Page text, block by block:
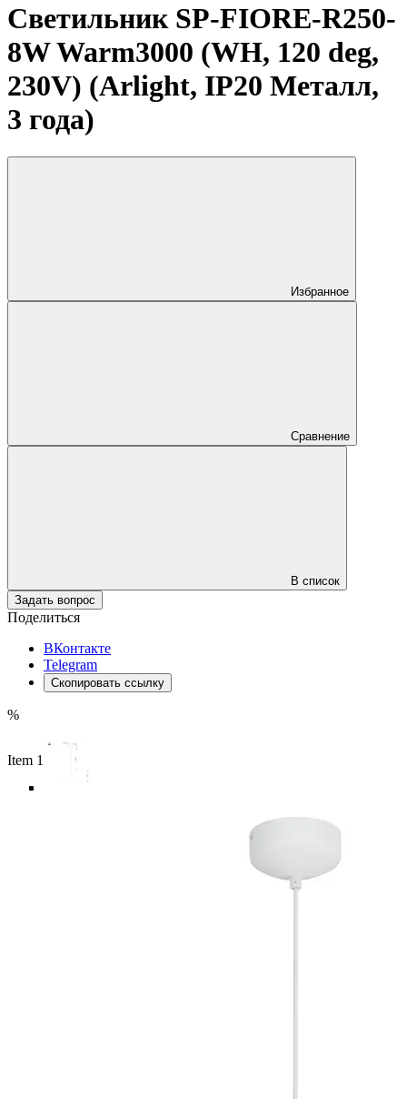
Светильник SP-FIORE-R250-
8W Warm3000 (WH, 120 deg,
230V) (Arlight, IP20 Металл,
3 года)
Избранное
Сравнение
В список
Задать вопрос
Поделиться
ВКонтакте
Telegram
Скопировать ссылку
%
Item 1 of 5